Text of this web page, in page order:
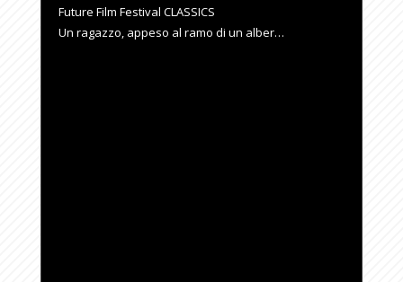
Future Film Festival CLASSICS
Un ragazzo, appeso al ramo di un alber…